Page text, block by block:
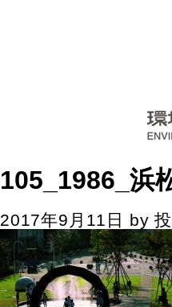
105_1986_浜
2017年9月11日 by